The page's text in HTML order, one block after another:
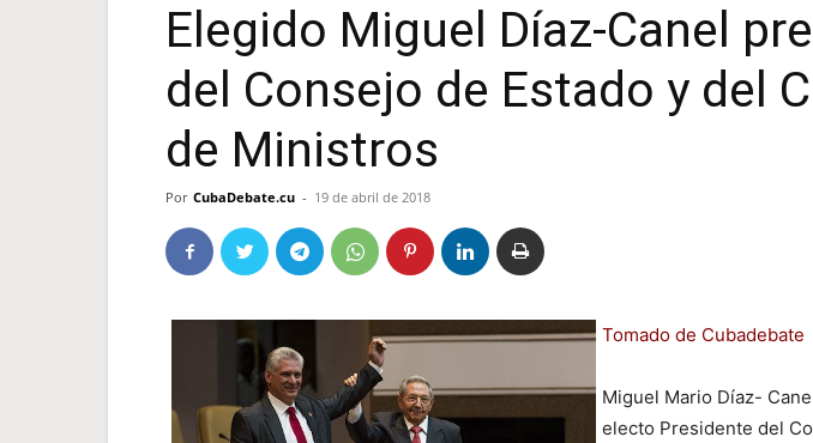
Elegido Miguel Díaz-Canel
del Consejo de Estado y del
de Ministros
Por CubaDebate.cu - 19 de abril de 2018
Tomado de Cubadebate
Miguel Mario Díaz-
electo Presidente del